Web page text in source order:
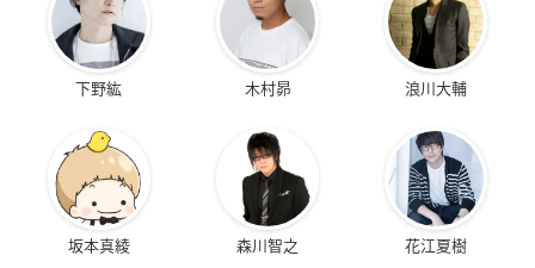
下野紘 木村昴 浪川大輔
坂本真綾 森川智之 花江夏樹